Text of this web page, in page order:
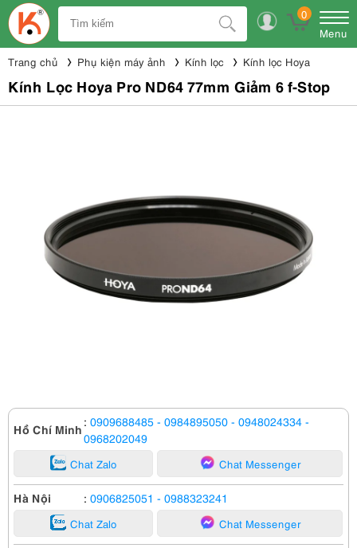
0
Menu
Trang chủ Phụ kiện máy ảnh Kính lọc Kính lọc Hoya
Kính Lọc Hoya Pro ND64 77mm Giảm 6 f-Stop
Hồ Chí Minh : 0909688485 - 0984895050 - 0948024334 -
0968202049
Chat Zalo Chat Messenger
Hà Nội : 0906825051 - 0988323241
Chat Zalo Chat Messenger